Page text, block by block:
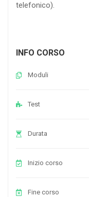
telefonico).
INFO CORSO
Moduli
Test
Durata
Inizio corso
Fine corso